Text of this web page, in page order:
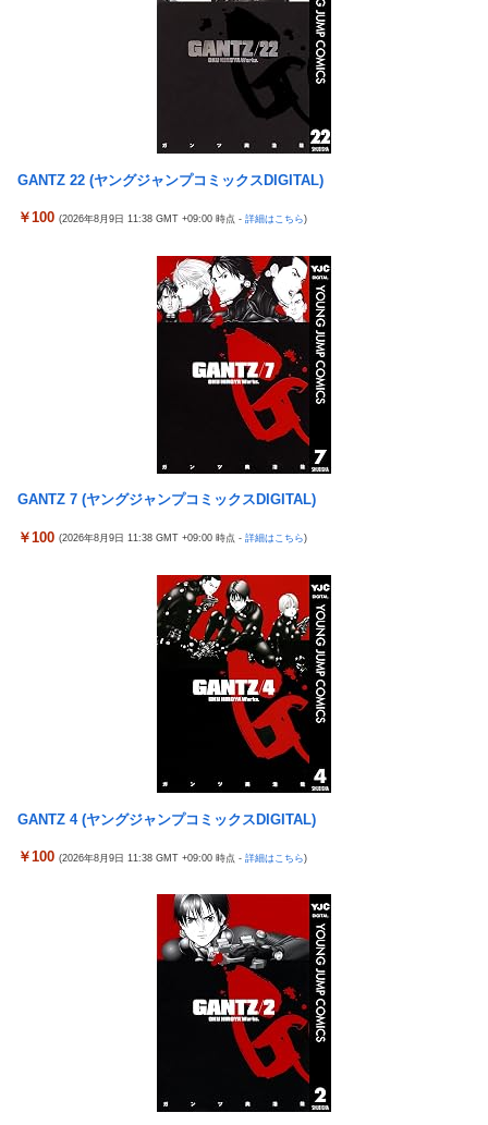
【悲報】ちいかわ作者さん、「総額30億超」の大豪邸を建て
【鼻水】お灸堂の院長先生による「鼻がつらい時の対処法」誰で
【悲報】高市内閣、消費税1％表明でも支持率下落 →ついに６割
日本の防衛白書、ついに青春アニメ化ｗｗｗ 国防を語る本なのに
【画像】廃墟化したレンタルビデオ屋、そのまま時が止まってし
まっていると話題にｗｗｗｗ
【悲報】女性配信者「アスペの検査してみた…みんなこれわかる
【画像】ハンターハンターさん、ガチで最強の新能力を登場させ
【画像】週刊少年マガジン、限界突破
【動画】甲子園の女性審判、大誤審で炎上
最新の「発売日告知トレーラー」も公開！
日本に対抗報復時、韓国のGDP3.1%減少…韓国の被害がより大き
バスケットボールは最終Qだけ見ればいい論
【画像】女優・水崎綾女、R-15指定映画で乳首解禁、しかもピン
チェリ男の悠遊自適 #608【オススメを選ぶ時の注意点！？】
THE NEUTRALのしげるさんのパチンココラボイベント動画が公
開される！めっちゃ楽しそうだな！！！
なんでパチンコってこんな回らなくなったんだろうな…源さんと
かUCの時って1000円25ぐらい回ったもんな
【悲報】女さん、歩行者を轢いた挙句、道路に倒れてどえらいこ
とになってしまうw w w w w w w
海外「日本人はなんて気高いんだ！」 英高級紙も驚愕した極限の
【画像】このLINEでなんで女が怒ってるのか分かんない奴はモテ
ない奴確定らしい←お前らは勿論わかるよな？？？？？？？
中国「大洪水！」三峡ダム「13基の水門開放（爆量放流」中国都
市「三峡上流で豪雨！（三峡下流で水害」長江と黄河「同時氾濫
危機」台風13号「中国本土...
【朗報】女子高 生レイヤー、臭いやつに苦言 「洋服は一回全部
熱湯につけよう！洗濯機はキッチンハイター薄めた水で一回まわ
【悲報】高市内閣、消費税1％表明でも支持率下落 →ついに６割
日本の防衛白書、ついに青春アニメ化ｗｗｗ 国防を語る本なのに
表紙が謎すぎる
生ｗｗｗｗｗｗ
「神聖なる場所です」靖国神社、境内におけるコスプレや軍装の
日本に対抗報復時、韓国のGDP3.1%減少…韓国の被害がより大き
実際『ゼルダ 時オカ』→『風タク』の時の空気感を知りたい
チェリ男の悠遊自適 #608【オススメを選ぶ時の注意点！？】
THE NEUTRALのしげるさんのパチンココラボイベント動画が公
なんでパチンコってこんな回らなくなったんだろうな…源さんと
アクセルワールドのパチンコが相当やばいらしい… 打った人「剣
【動画】 可愛い元気なバイトの女の子！ホテルへ。寝ている彼女
のマ●コをそーっとイジイジ 笑
タトゥー彫り師さん「刺青入れてる奴は全員バカです」→30万再
【悲報】「美人すぎる県警本部長」失職ｗｗｗｗｗｗｗｗｗ
本屋に現れた異臭＆浮浪者風の男、ペタンコのボストンバッグを
パンパンにして無会計で退店！Gメンに確保され「なんで？」と
【熊本地震】 発生後に居酒屋店内から温泉が吹き出す ← これ前
触れじゃね？
【試合実況】西武２軍スタメン 先発:杉山遙希（2026.8.9）
欧州「日本だけ反則だろ…」 世界の『日本びいき』にヨーロッパ
芸能人 「車の任意保険は強制にしろ、保険にも入れないヤツは運
転すんな！法律を改正しろ！！」
【J2第1節 鳥栖×甲府】鳥栖が好相性の甲府に2-0快勝で5年ぶり
開幕白星！田中雄大は古巣に恩返しPK弾
GANTZ 22 (ヤングジャンプコミックスDIGITAL)
￥100 (2026年8月9日 11:38 GMT +09:00 時点 - 詳細はこちら)
GANTZ 7 (ヤングジャンプコミックスDIGITAL)
￥100 (2026年8月9日 11:38 GMT +09:00 時点 - 詳細はこちら)
GANTZ 4 (ヤングジャンプコミックスDIGITAL)
￥100 (2026年8月9日 11:38 GMT +09:00 時点 - 詳細はこちら)